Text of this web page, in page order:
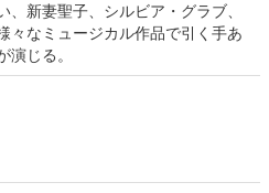
、新妻聖子、シルビア・グラブ、
々なミュージカル作品で引く手あ
演じる。